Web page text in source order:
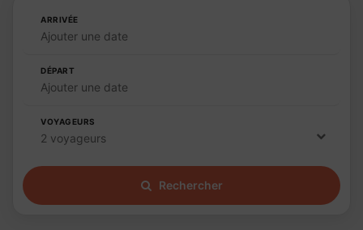
ARRIVÉE
Ajouter une date
DÉPART
Ajouter une date
VOYAGEURS
2 voyageurs
Rechercher